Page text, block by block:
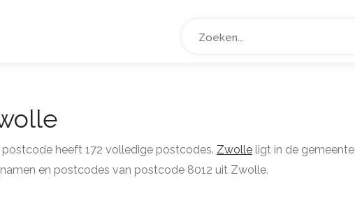
heeft 172 volledige postcodes. Zwolle ligt in de gemeente
en postcodes van postcode 8012 uit Zwolle.